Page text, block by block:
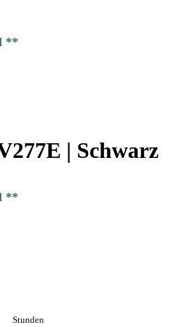
**
| Schwarz
**
Stunden